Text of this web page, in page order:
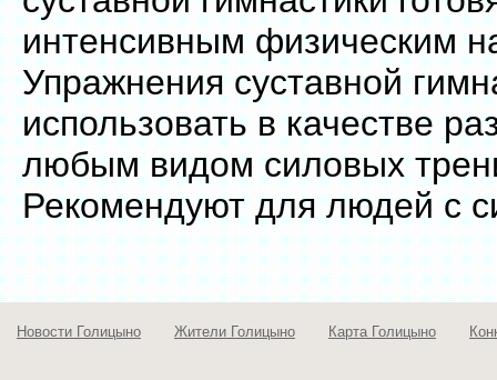
интенсивным физическим
Упражнения суставной
использовать в качестве
любым видом силовых
Рекомендуют для людей с
Новости Голицыно Жители Голицыно Карта Голицыно